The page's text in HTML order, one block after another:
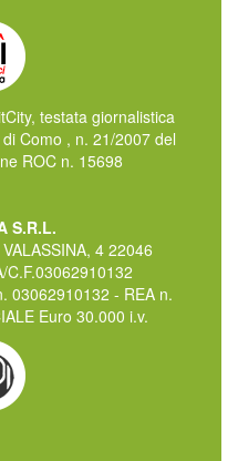
testata giornalistica
Como , n. 21/2007 del
ROC n. 15698
S.R.L.
4 22046
C.F.03062910132
03062910132 - REA n.
Euro 30.000 i.v.